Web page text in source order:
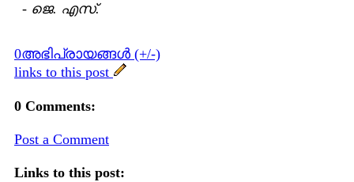
- ജെ. എസ്.
0അഭിപ്രായങ്ങള്‍ (+/-)
links to this post
0 Comments:
Post a Comment
Links to this post: